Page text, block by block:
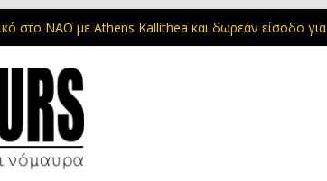
στο ΝΑΟ με Athens Kallithea και δωρεάν είσοδο για
η Κ17 της ΑΕΚ στην Αθήνα, παίρνουν σειρά
στην Αττική
ιατρικές εξετάσεις και ανακοινώνεται ο Βιτάλις από
ΑΕΚ
και οι συνεργάτες του “τρέχουν” τον σχεδιασμό